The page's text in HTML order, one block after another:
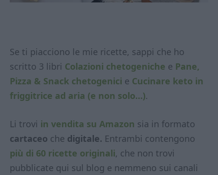
Se ti piacciono le mie ricette, sappi che ho
scritto 3 libri Colazioni chetogeniche e Pane,
Pizza & Snack chetogenici e Cucinare keto in
friggitrice ad aria (e non solo…).
Li trovi in vendita su Amazon sia in formato
cartaceo che digitale. Entrambi contengono
più di 60 ricette originali, che non trovi
pubblicate qui sul blog e nemmeno sui canali